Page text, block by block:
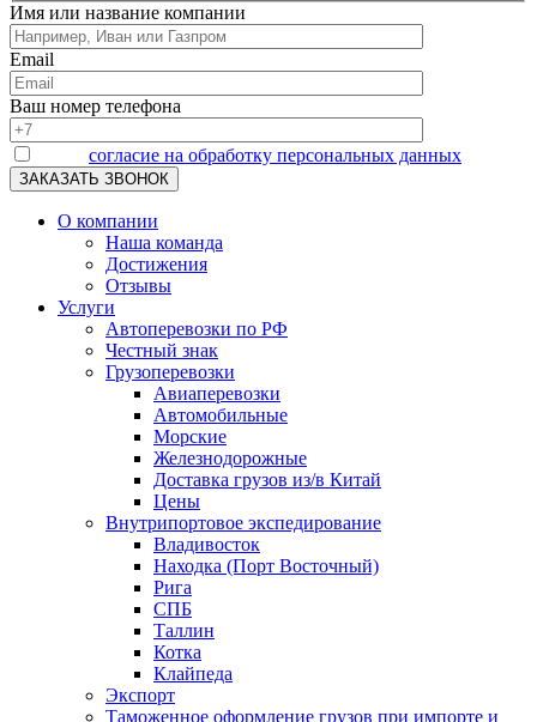
Имя или название компании
Email
Ваш номер телефона
согласие на обработку персональных данных
О компании
Наша команда
Достижения
Отзывы
Услуги
Автоперевозки по РФ
Честный знак
Грузоперевозки
Авиаперевозки
Автомобильные
Морские
Железнодорожные
Доставка грузов из/в Китай
Цены
Внутрипортовое экспедирование
Владивосток
Находка (Порт Восточный)
Рига
СПБ
Таллин
Котка
Клайпеда
Экспорт
Таможенное оформление грузов при импорте и